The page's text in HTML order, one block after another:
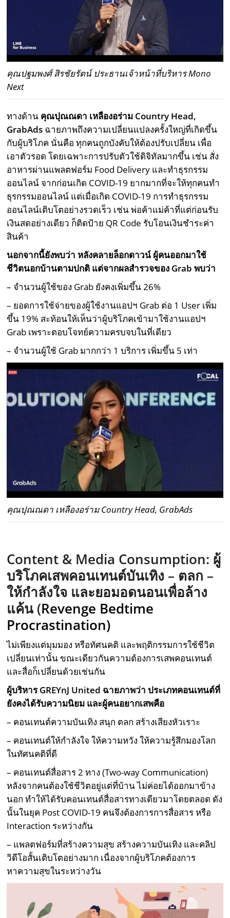
คุณปฐมพงศ์ สิรชัยรัตน์ ประธานเจ้าหน้าที่บริหาร Mono
Next
ทางด้าน คุณปุณณดา เหลืองอร่าม Country Head,
GrabAds ฉายภาพถึงความเปลี่ยนแปลงครั้งใหญ่ที่เกิดขึ้น
กับผู้บริโภค นั่นคือ ทุกคนถูกบังคับให้ต้องปรับเปลี่ยน เพื่อ
เอาตัวรอด โดยเฉพาะการปรับตัวใช้ดิจิทัลมากขึ้น เช่น สั่ง
อาหารผ่านแพลตฟอร์ม Food Delivery และทำธุรกรรม
ออนไลน์ จากก่อนเกิด COVID-19 ยากมากที่จะให้ทุกคนทำ
ธุรกรรมออนไลน์ แต่เมื่อเกิด COVID-19 การทำธุรกรรม
ออนไลน์เติบโตอย่างรวดเร็ว เช่น พ่อค้าแม่ค้าที่แต่ก่อนรับ
เงินสดอย่างเดียว ก็ติดป้าย QR Code รับโอนเงินชำระค่า
สินค้า
นอกจากนี้ยังพบว่า หลังคลายล็อกดาวน์ ผู้คนออกมาใช้
ชีวิตนอกบ้านตามปกติ แต่จากผลสำรวจของ Grab พบว่า
– จำนวนผู้ใช้ของ Grab ยังคงเพิ่มขึ้น 26%
– ยอดการใช้จ่ายของผู้ใช้งานแอปฯ Grab ต่อ 1 User เพิ่ม
ขึ้น 19% สะท้อนให้เห็นว่าผู้บริโภคเข้ามาใช้งานแอปฯ
Grab เพราะตอบโจทย์ความครบจบในที่เดียว
– จำนวนผู้ใช้ Grab มากกว่า 1 บริการ เพิ่มขึ้น 5 เท่า
คุณปุณณดา เหลืองอร่าม Country Head, GrabAds
Content & Media Consumption: ผู้
บริโภคเสพคอนเทนต์บันเทิง – ตลก –
ให้กำลังใจ และยอมอดนอนเพื่อล้าง
แค้น (Revenge Bedtime
Procrastination)
ไม่เพียงแต่มุมมอง หรือทัศนคติ และพฤติกรรมการใช้ชีวิต
เปลี่ยนเท่านั้น ขณะเดียวกันความต้องการเสพคอนเทนต์
และสื่อก็เปลี่ยนด้วยเช่นกัน
ผู้บริหารGREYnJ United ฉายภาพว่า ประเภทคอนเทนต์ที่
ยังคงได้รับความนิยม และผู้คนอยากเสพคือ
– คอนเทนต์ความบันเทิง สนุก ตลก สร้างเสียงหัวเราะ
– คอนเทนต์ให้กำลังใจ ให้ความหวัง ให้ความรู้สึกมองโลก
ในทัศนคติที่ดี
– คอนเทนต์สื่อสาร 2 ทาง (Two-way Communication)
หลังจากคนต้องใช้ชีวิตอยู่แต่ที่บ้าน ไม่ค่อยได้ออกมาข้าง
นอก ทำให้ได้รับคอนเทนต์สื่อสารทางเดียวมาโดยตลอด ดัง
นั้นในยุค Post COVID-19 คนจึงต้องการการสื่อสาร หรือ
Interaction ระหว่างกัน
– แพลตฟอร์มที่สร้างความสุข สร้างความบันเทิง และคลิป
วิดีโอสั้นเติบโตอย่างมาก เนื่องจากผู้บริโภคต้องการ
หาความสุขในระหว่างวัน